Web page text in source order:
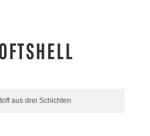
aus drei Schichten